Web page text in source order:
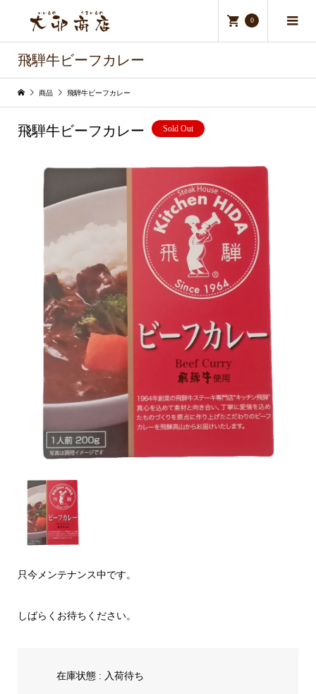
0
飛騨牛ビーフカレー
商品 飛騨牛ビーフカレー
飛騨牛ビーフカレー Sold Out
只今メンテナンス中です。
しばらくお待ちください。
在庫状態 : 入荷待ち